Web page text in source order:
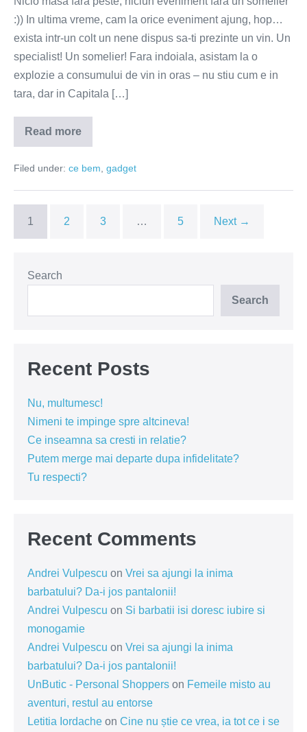
:)) In ultima vreme, cam la orice eveniment ajung, hop…
exista intr-un colt un nene dispus sa-ti prezinte un vin. Un
specialist! Un somelier! Fara indoiala, asistam la o
explozie a consumului de vin in oras – nu stiu cum e in
tara, dar in Capitala […]
Read more
Pivot
Noir
somelierul
buzunarul
Filed under: ce bem gadget
1 2 3 … 5 Next →
Search
Search
Recent Posts
Nu, multumesc!
Nimeni te impinge spre altcineva!
Ce inseamna sa cresti in relatie?
Putem merge mai departe dupa infidelitate?
Tu respecti?
Recent Comments
Andrei Vulpescu on Vrei sa ajungi la inima
barbatului? Da-i jos pantalonii!
Andrei Vulpescu on Si barbatii isi doresc iubire si
monogamie
Andrei Vulpescu on Vrei sa ajungi la inima
barbatului? Da-i jos pantalonii!
UnButic - Personal Shoppers on Femeile misto au
aventuri, restul au entorse
Letitia Iordache on Cine nu știe ce vrea, ia tot ce i se